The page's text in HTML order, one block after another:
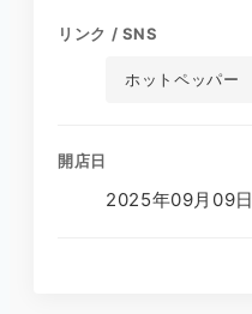
リンク / SNS
ホットペッパー
開店日
2025年09月09日